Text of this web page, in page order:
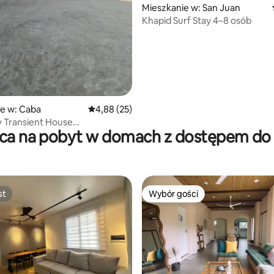
w: Caba Średnia ocena: 4,88 na 5, liczba recenzji: 25
4,88 (25)
Transient House
2
Mieszkanie w: San Juan
Khapid Surf Stay 4–8 osób
na pobyt w domach z dostępem
Wybór gości
Wybór gości